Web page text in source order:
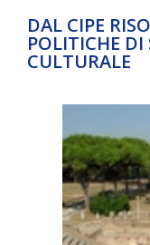
DAL CIPE
POLITICHE DI
CULTURALE